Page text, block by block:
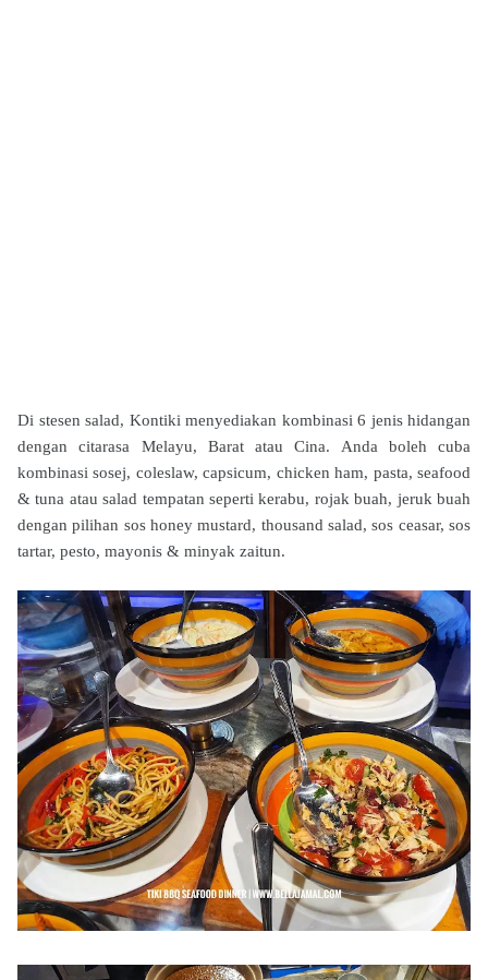
Di stesen salad, Kontiki menyediakan kombinasi 6 jenis hidangan
dengan citarasa Melayu, Barat atau Cina. Anda boleh cuba
kombinasi sosej, coleslaw, capsicum, chicken ham, pasta, seafood
& tuna atau salad tempatan seperti kerabu, rojak buah, jeruk buah
dengan pilihan sos honey mustard, thousand salad, sos ceasar, sos
tartar, pesto, mayonis & minyak zaitun.